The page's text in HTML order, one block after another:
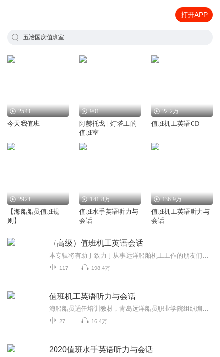
打开APP
五冶国庆值班室
2543
今天我值班
901
阿赫托戈 | 灯塔工的
值班室
22.2万
值班机工英语CD
2928
【海船船员值班规
则】
141.8万
值班水手英语听力与
会话
136.9万
值班机工英语听力与
会话
（高级）值班机工英语会话
117 198.4万
值班机工英语听力与会话
27 16.4万
2020值班水手英语听力与会话